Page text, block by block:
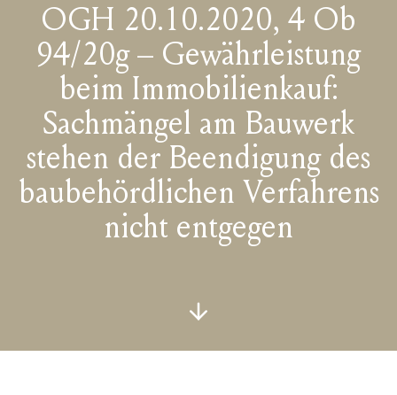
OGH 20.10.2020, 4 Ob
94/20g – Gewährleistung
beim Immobilienkauf:
Sachmängel am Bauwerk
stehen der Beendigung des
baubehördlichen Verfahrens
nicht entgegen